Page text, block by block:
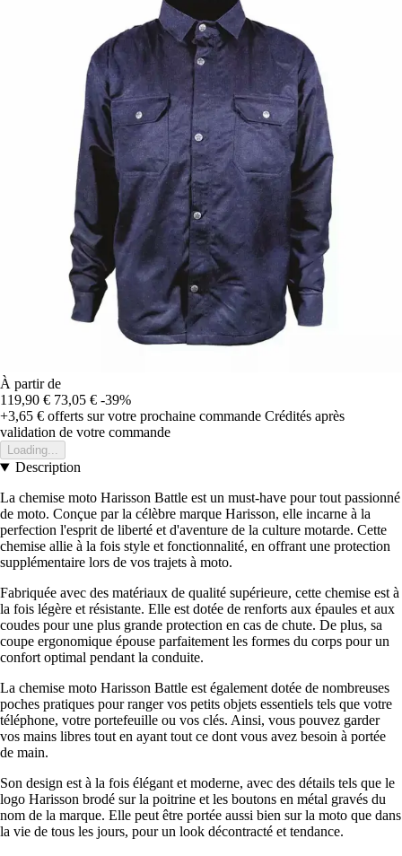
À partir de
119,90 € 73,05 € -39%
+3,65 € offerts sur votre prochaine commande Crédités après
validation de votre commande
Loading...
Description
La chemise moto Harisson Battle est un must-have pour tout passionné
de moto. Conçue par la célèbre marque Harisson, elle incarne à la
perfection l'esprit de liberté et d'aventure de la culture motarde. Cette
chemise allie à la fois style et fonctionnalité, en offrant une protection
supplémentaire lors de vos trajets à moto.
Fabriquée avec des matériaux de qualité supérieure, cette chemise est à
la fois légère et résistante. Elle est dotée de renforts aux épaules et aux
coudes pour une plus grande protection en cas de chute. De plus, sa
coupe ergonomique épouse parfaitement les formes du corps pour un
confort optimal pendant la conduite.
La chemise moto Harisson Battle est également dotée de nombreuses
poches pratiques pour ranger vos petits objets essentiels tels que votre
téléphone, votre portefeuille ou vos clés. Ainsi, vous pouvez garder
vos mains libres tout en ayant tout ce dont vous avez besoin à portée
de main.
Son design est à la fois élégant et moderne, avec des détails tels que le
logo Harisson brodé sur la poitrine et les boutons en métal gravés du
nom de la marque. Elle peut être portée aussi bien sur la moto que dans
la vie de tous les jours, pour un look décontracté et tendance.